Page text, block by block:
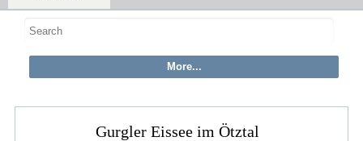
Gurgler Eissee im Ötztal